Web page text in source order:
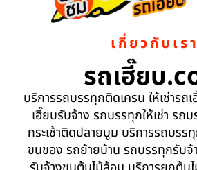
เกี่ยวกับเรา
รถเฮี๊ยบ
บริการรถบรรทุกติดเครน ให้เช่ารถ
เฮี๊ยบรับจ้าง รถบรรทุกให้เช่า รถ
กระเช้าติดปลายบูม บริการรถบร
ขนของ รถย้ายบ้าน รถบรรทุกรับจ้